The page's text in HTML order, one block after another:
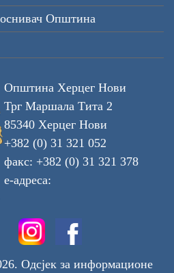
оснивач Општина
Општина Херцег Нови
Трг Маршала Тита 2
85340 Херцег Нови
+382 (0) 31 321 052
факс: +382 (0) 31 321 378
е-адреса:
Одсјек за информационе